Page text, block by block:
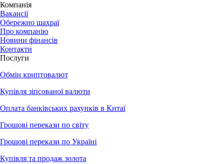
Компанія
Вакансії
Обережно шахраї
Про компанію
Новини фінансів
Контакти
Послуги
Обмін криптовалют
Купівля зіпсованої валюти
Оплата банківських рахунків в Китаї
Грошові перекази по світу
Грошові перекази по Україні
Купівля та продаж золота